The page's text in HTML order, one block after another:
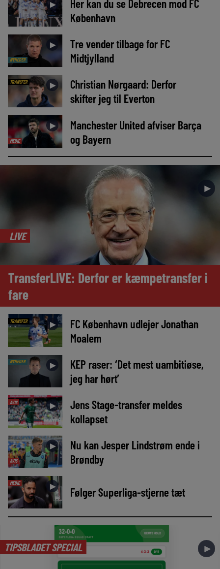
►
Her kan du se Debrecen mod FC
København
NYHEDER
►
Tre vender tilbage for FC
Midtjylland
TRANSFER ►
Christian Nørgaard: Derfor
skifter jeg til Everton
MEDIE
►
Manchester United afviser Barça
og Bayern
►
LIVE
TransferLIVE: Derfor er kæmpetransfer i
fare
TRANSFER ►
FC København udlejer Jonathan
Moalem
NYHEDER ►
KEP raser: ‘Det mest uambitiøse,
jeg har hørt’
AVIS ►
Jens Stage-transfer meldes
kollapset
AVIS
►
Nu kan Jesper Lindstrøm ende i
Brøndby
MEDIE ► Følger Superliga-stjerne tæt
TIPSBLADET SPECIAL ►